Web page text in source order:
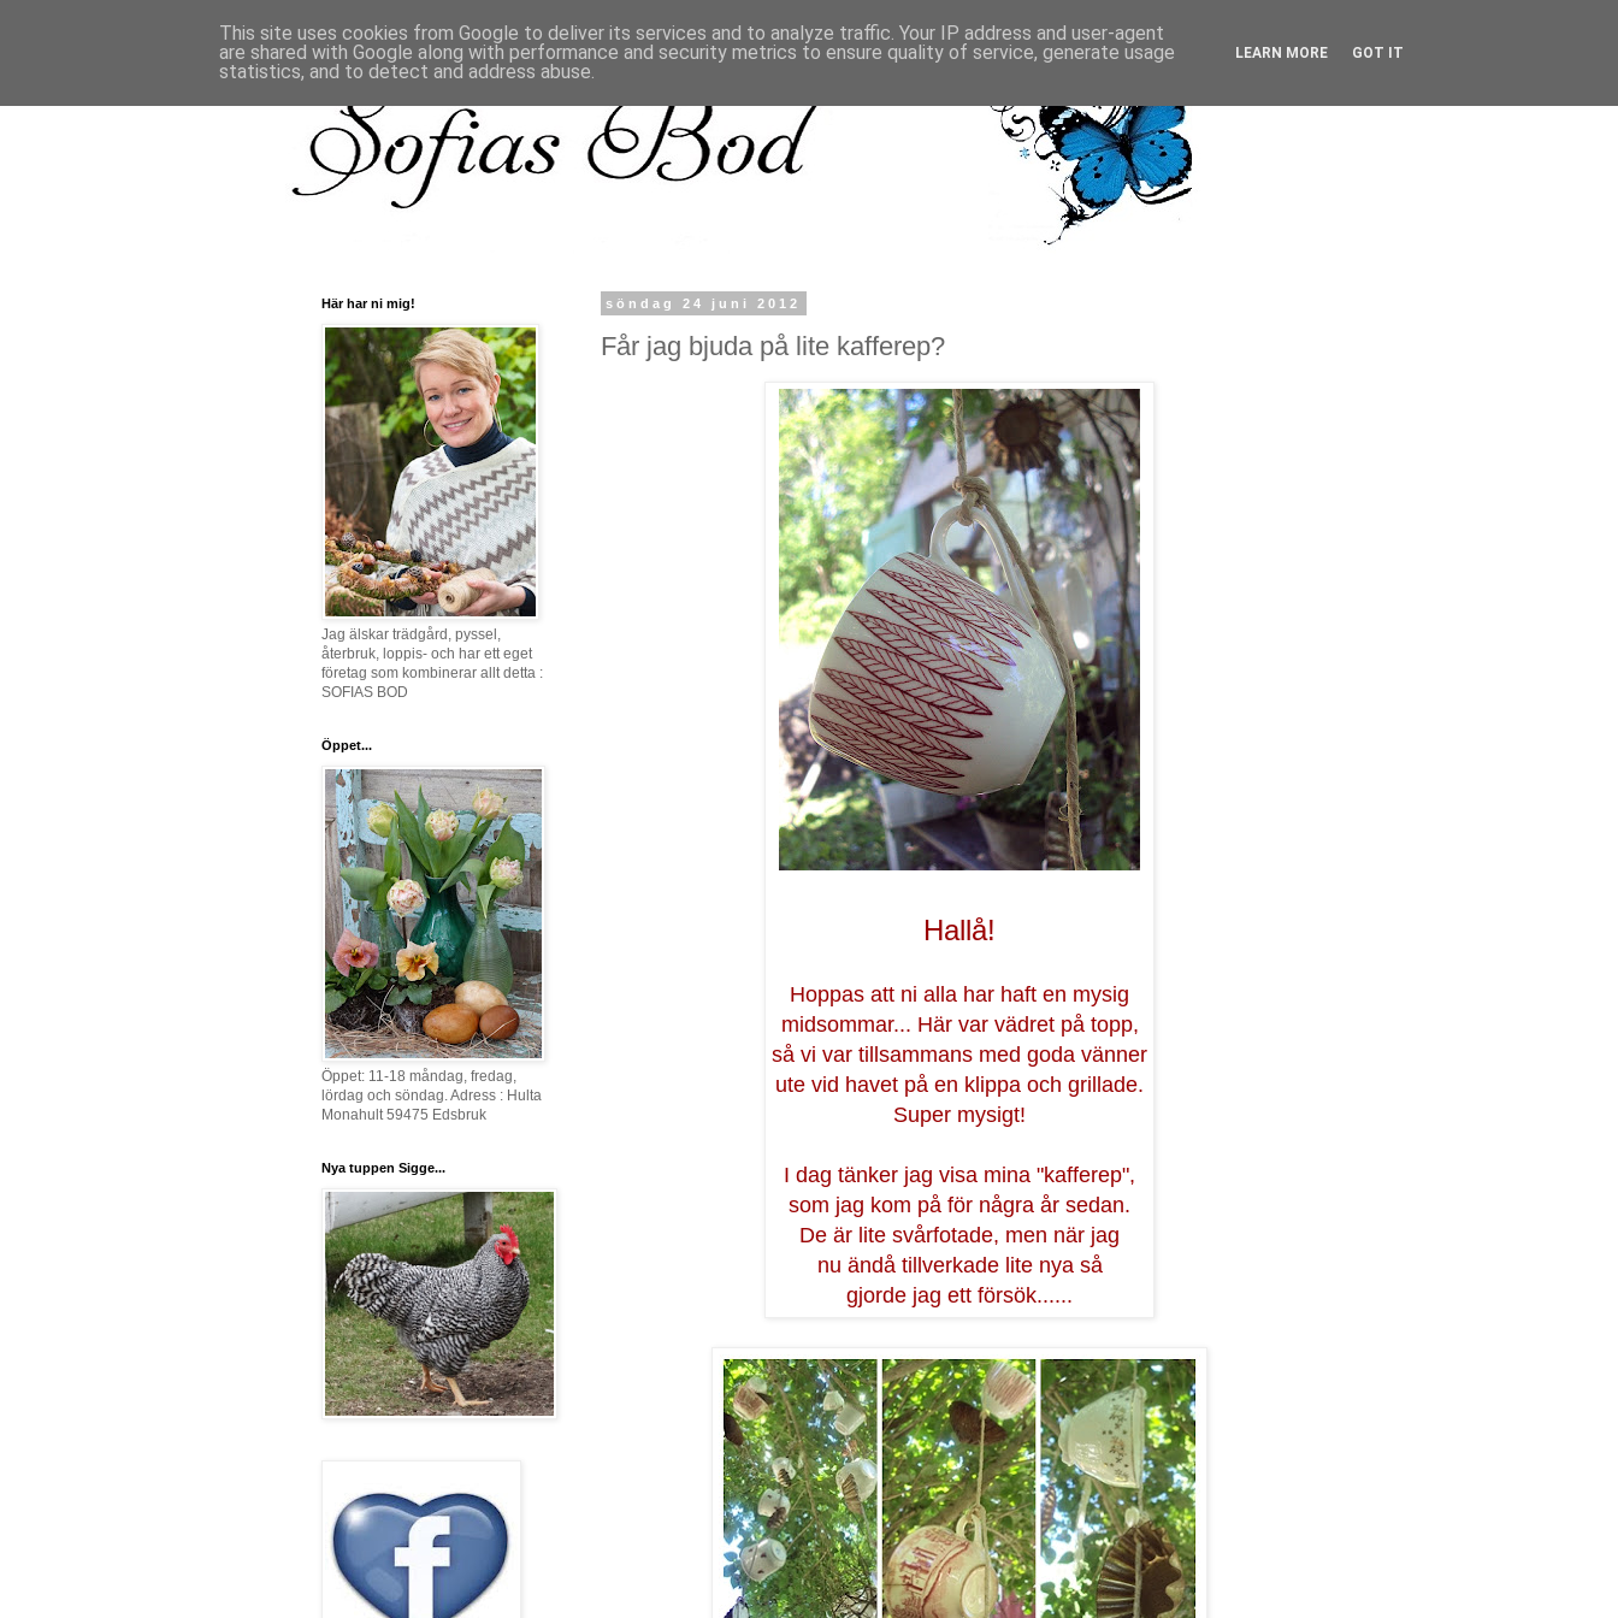
söndag 24 juni 2012
Får jag bjuda på lite kafferep?
Hallå!
Hoppas att ni alla har haft en mysig
midsommar... Här var vädret på topp,
så vi var tillsammans med goda vänner
ute vid havet på en klippa och grillade.
Super mysigt!
I dag tänker jag visa mina "kafferep",
som jag kom på för några år sedan.
De är lite svårfotade, men när jag
nu ändå tillverkade lite nya så
gjorde jag ett försök......
Här har ni mig!
Jag älskar trädgård, pyssel,
återbruk, loppis- och har ett eget
företag som kombinerar allt detta :
SOFIAS BOD
Öppet...
Öppet: 11-18 måndag, fredag,
lördag och söndag. Adress : Hulta
Monahult 59475 Edsbruk
Nya tuppen Sigge...
This site uses cookies from Google to deliver its services and to analyze traffic. Your IP address and user-agent
are shared with Google along with performance and security metrics to ensure quality of service, generate usage
statistics, and to detect and address abuse.
LEARN MORE GOT IT